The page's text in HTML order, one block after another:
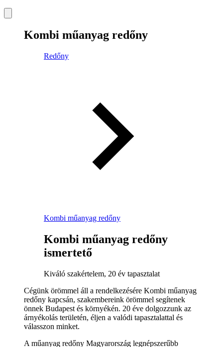
Kombi műanyag redőny
Redőny
Kombi műanyag redőny
Kombi műanyag redőny
ismertető
Kiváló szakértelem, 20 év tapasztalat
Cégünk örömmel áll a rendelkezésére Kombi műanyag
redőny kapcsán, szakembereink örömmel segítenek
önnek Budapest és környékén. 20 éve dolgozzunk az
árnyékolás területén, éljen a valódi tapasztalattal és
válasszon minket.
A műanyag redőny Magyarország legnépszerűbb